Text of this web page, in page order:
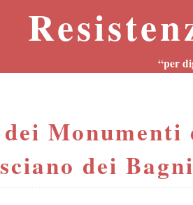
“per
Monumenti
dei